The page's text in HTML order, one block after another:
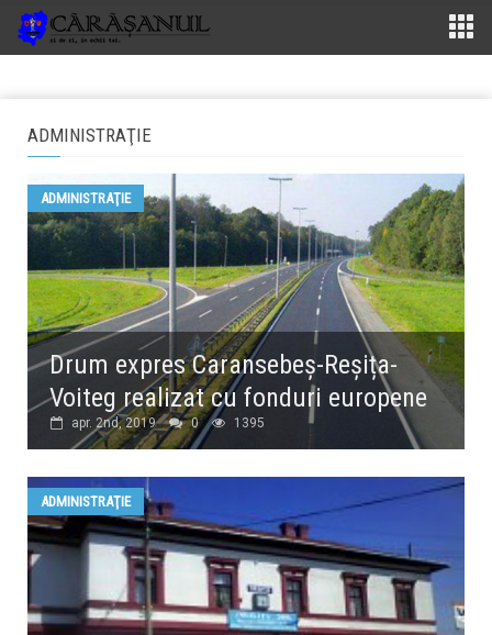
ADMINISTRAŢIE
Drum expres Caransebeș-Reșița-
Voiteg realizat cu fonduri europene
ADMINISTRAŢIE
apr. 2nd, 2019 0 1395
ADMINISTRAŢIE